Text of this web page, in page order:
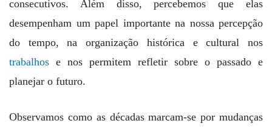
consecutivos. Além disso, percebemos que elas
desempenham um papel importante na nossa percepção
do tempo, na organização histórica e cultural nos
trabalhos e nos permitem refletir sobre o passado e
planejar o futuro.
Observamos como as décadas marcam-se por mudanças